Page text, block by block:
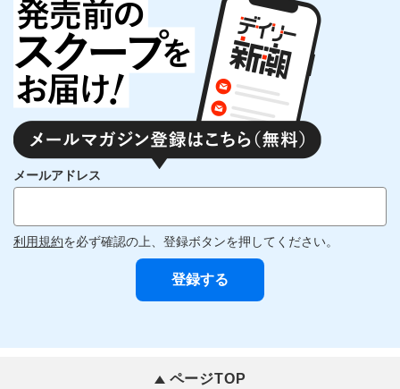
メールアドレス
利用規約を必ず確認の上、登録ボタンを押してください。
ページTOP